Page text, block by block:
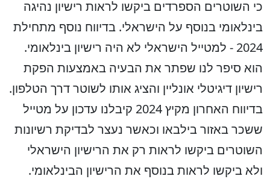
כי השוטרים הספרדים ביקשו לראות רישיון נהיגה
בינלאומי בנוסף על הישראלי. בדיווח נוסף מתחילת
2024 - למטייל הישראלי לא היה רישיון בינלאומי.
הוא סיפר לנו שפתר את הבעיה באמצעות הפקת
רישיון דיגיטלי אונליין והציג אותו לשוטר דרך הטלפון.
בדיווח האחרון מקיץ 2024 קיבלנו עדכון על מטייל
ששכר באזור בילבאו וכאשר נעצר לבדיקת רשיונות
השוטרים ביקשו לראות רק את הרישיון הישראלי
ולא ביקשו לראות בנוסף את הרישיון הבינלאומי.